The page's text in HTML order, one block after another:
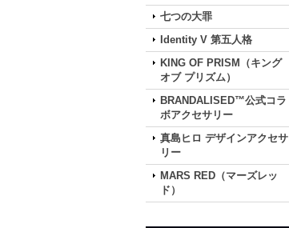
七つの大罪
Identity V 第五人格
KING OF PRISM（キング
オブ プリズム）
BRANDALISED™公式コラ
ボアクセサリー
真島ヒロ デザインアクセサ
リー
MARS RED（マーズレッ
ド）